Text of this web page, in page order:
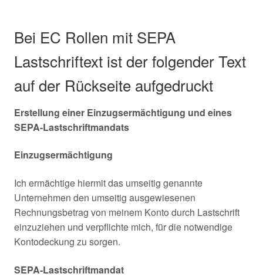
Bei EC Rollen mit SEPA
Lastschriftext ist der folgender Text
auf der Rückseite aufgedruckt
Erstellung einer Einzugsermächtigung und eines
SEPA-Lastschriftmandats
Einzugsermächtigung
Ich ermächtige hiermit das umseitig genannte
Unternehmen den umseitig ausgewiesenen
Rechnungsbetrag von meinem Konto durch Lastschrift
einzuziehen und verpflichte mich, für die notwendige
Kontodeckung zu sorgen.
SEPA-Lastschriftmandat